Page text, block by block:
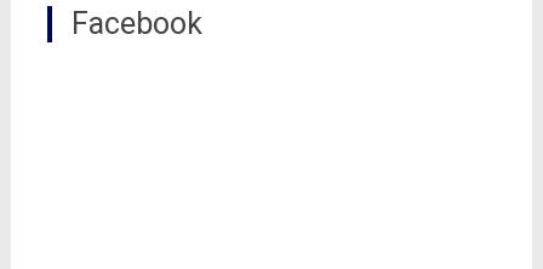
Facebook